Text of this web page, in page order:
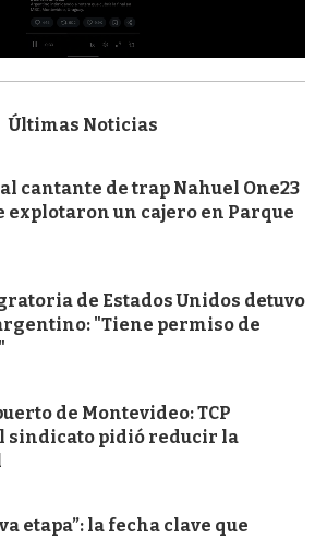
Últimas Noticias
cantante de trap Nahuel One23
explotaron un cajero en Parque
de Estados Unidos detuvo
"Tiene permiso de
de Montevideo: TCP
sindicato pidió reducir la
etapa”: la fecha clave que